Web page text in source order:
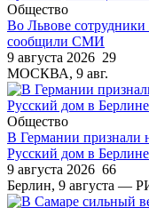
Общество
Во Львове сотрудники
сообщили СМИ
9 августа 2026 29
МОСКВА, 9 авг.
Общество
В Германии признали
Русский дом в Берлине
9 августа 2026 66
Берлин, 9 августа —